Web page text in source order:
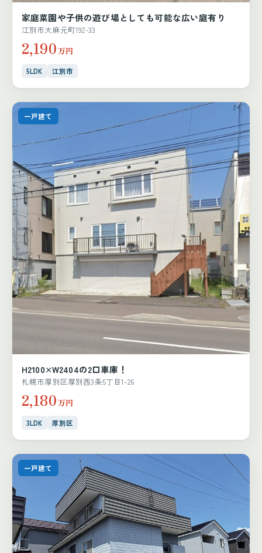
家庭菜園や子供の遊び場としても可能な広い庭有り
江別市大麻元町192-33
2,190万円
5LDK 江別市
一戸建て
H2100×W2404の2口車庫！
札幌市厚別区厚別西3条5丁目1-26
2,180万円
3LDK 厚別区
一戸建て